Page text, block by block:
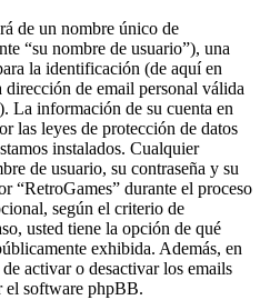
de un nombre único de
“su nombre de usuario”), una
la identificación (de aquí en
dirección de email personal válida
La información de su cuenta en
las leyes de protección de datos
instalados. Cualquier
de usuario, su contraseña y su
“RetroGames” durante el proceso
según el criterio de
usted tiene la opción de qué
exhibida. Además, en
activar o desactivar los emails
el software phpBB.